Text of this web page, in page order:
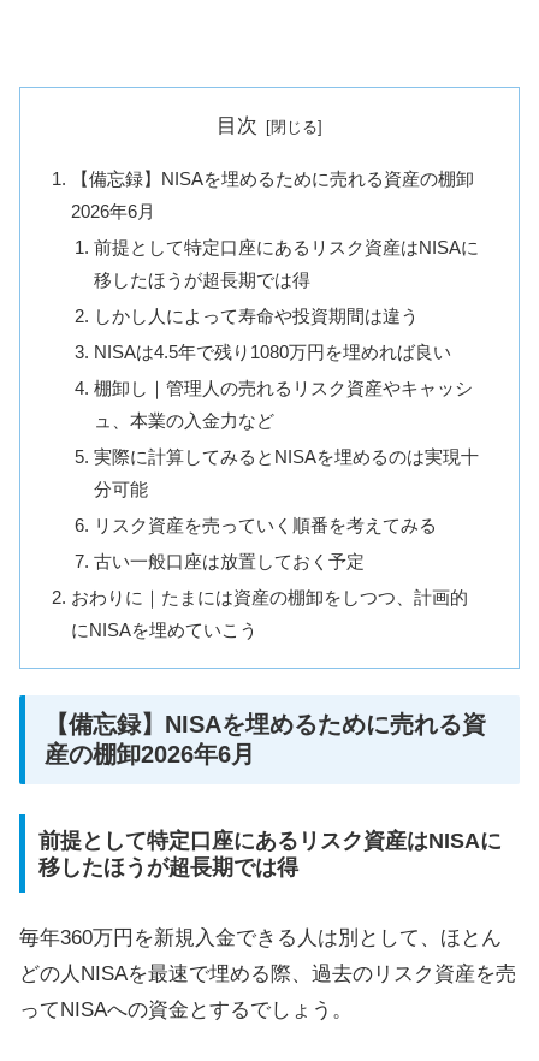
目次
【備忘録】NISAを埋めるために売れる資産の棚卸
2026年6月
前提として特定口座にあるリスク資産はNISAに
移したほうが超長期では得
しかし人によって寿命や投資期間は違う
NISAは4.5年で残り1080万円を埋めれば良い
棚卸し｜管理人の売れるリスク資産やキャッシ
ュ、本業の入金力など
実際に計算してみるとNISAを埋めるのは実現十
分可能
リスク資産を売っていく順番を考えてみる
古い一般口座は放置しておく予定
おわりに｜たまには資産の棚卸をしつつ、計画的
にNISAを埋めていこう
【備忘録】NISAを埋めるために売れる資
産の棚卸2026年6月
前提として特定口座にあるリスク資産はNISAに
移したほうが超長期では得
毎年360万円を新規入金できる人は別として、ほとん
どの人NISAを最速で埋める際、過去のリスク資産を売
ってNISAへの資金とするでしょう。